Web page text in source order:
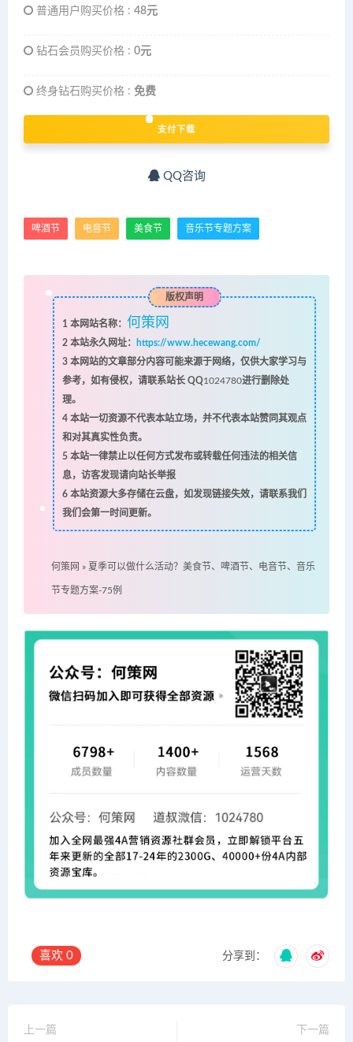
普通用户购买价格 : 48元
钻石会员购买价格 : 0元
终身钻石购买价格 : 免费
支付下载
QQ咨询
啤酒节 电音节 美食节 音乐节专题方案
版权声明
1 本网站名称： 何策网
2本站永久网址：
https://www.hecewang.com/
3本网站的文章部分内容可能来源于网络，仅供大家学习与
参考，如有侵权，请联系站长 QQ1024780进行删除处
理。
4本站一切资源不代表本站立场，并不代表本站赞同其观点
和对其真实性负责。
5本站一律禁止以任何方式发布或转载任何违法的相关信
息，访客发现请向站长举报
6本站资源大多存储在云盘，如发现链接失效，请联系我们
我们会第一时间更新。
何策网 » 夏季可以做什么活动？美食节、啤酒节、电音节、音乐
节专题方案-75例
喜欢 0 分享到：
上一篇
下一篇